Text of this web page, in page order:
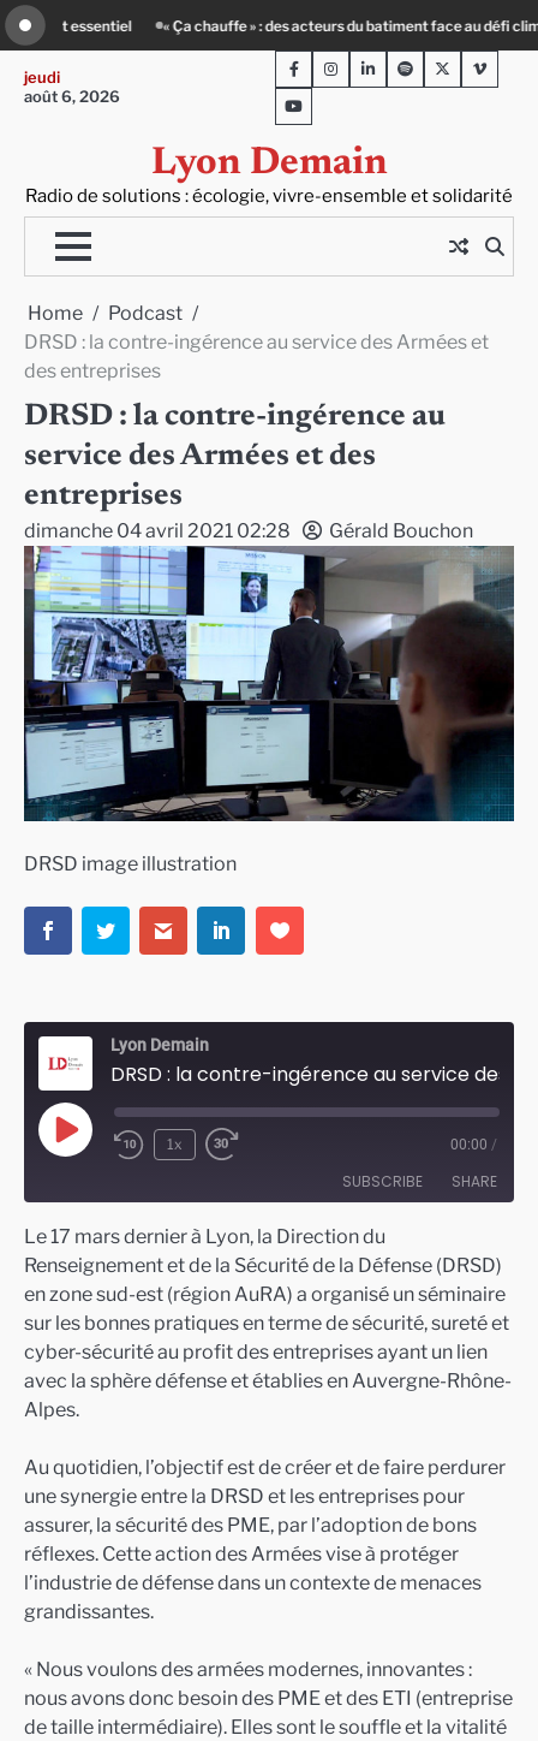
Skip
to
content
du batiment face au défi climatique Entourage : un petit-déj contre
jeudi
août 6, 2026
Lyon Demain
Radio de solutions : écologie, vivre-ensemble et solidarité
FacebookInstagram
LinkedInSpotifyTwitterViméo
Youtube
Home
Podcast
DRSD : la contre-ingérence au service des Armées et
des entreprises
DRSD : la contre-ingérence au
service des Armées et des
entreprises
dimanche 04 avril 2021 02:28 Gérald Bouchon
DRSD image illustration
Lyon Demain
Play
1x 00:00 /
SUBSCRIBE SHARE
RSS FEED
SHARE
LINK
EMBED
Le 17 mars dernier à Lyon, la Direction du
Renseignement et de la Sécurité de la Défense (DRSD)
en zone sud-est (région AuRA) a organisé un séminaire
sur les bonnes pratiques en terme de sécurité, sureté et
cyber-sécurité au profit des entreprises ayant un lien
avec la sphère défense et établies en Auvergne-Rhône-
Alpes.
Au quotidien, l’objectif est de créer et de faire perdurer
une synergie entre la DRSD et les entreprises pour
assurer, la sécurité des PME, par l’adoption de bons
réflexes. Cette action des Armées vise à protéger
l’industrie de défense dans un contexte de menaces
grandissantes.
« Nous voulons des armées modernes, innovantes :
nous avons donc besoin des PME et des ETI (entreprise
de taille intermédiaire). Elles sont le souffle et la vitalité